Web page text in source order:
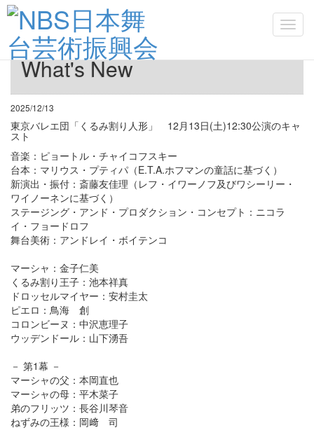
What's New
2025/12/13
東京バレエ団「くるみ割り人形」 12月13日(土)12:30公演のキャ
スト
音楽：ピョートル・チャイコフスキー
台本：マリウス・プティパ（E.T.A.ホフマンの童話に基づく）
新演出・振付：斎藤友佳理（レフ・イワーノフ及びワシーリー・
ワイノーネンに基づく）
ステージング・アンド・プロダクション・コンセプト：ニコラ
イ・フョードロフ
舞台美術：アンドレイ・ボイテンコ
マーシャ：金子仁美
くるみ割り王子：池本祥真
ドロッセルマイヤー：安村圭太
ピエロ：鳥海 創
コロンビーヌ：中沢恵理子
ウッデンドール：山下湧吾
－ 第1幕 －
マーシャの父：本岡直也
マーシャの母：平木菜子
弟のフリッツ：長谷川琴音
ねずみの王様：岡﨑 司